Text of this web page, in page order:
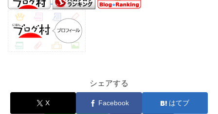
シェアする
X Facebook はてブ